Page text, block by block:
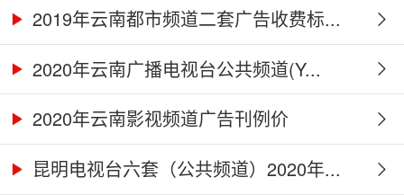
2019年云南都市频道二套广告收费标...
2020年云南广播电视台公共频道(Y...
2020年云南影视频道广告刊例价
昆明电视台六套（公共频道）2020年...